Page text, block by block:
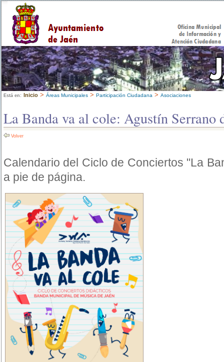
Está en: Inicio > Áreas Municipales > Participación Ciudadana > Asociaciones
La Banda va al cole: Agustín Serrano
Volver
Calendario del Ciclo de Conciertos "La
a pie de página.